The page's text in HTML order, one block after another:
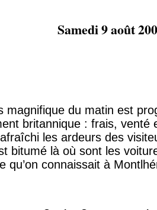
Samedi 9 août
magnifique du matin est
britannique : frais, venté
les ardeurs des
bitumé là où sont les
qu’on connaissait à